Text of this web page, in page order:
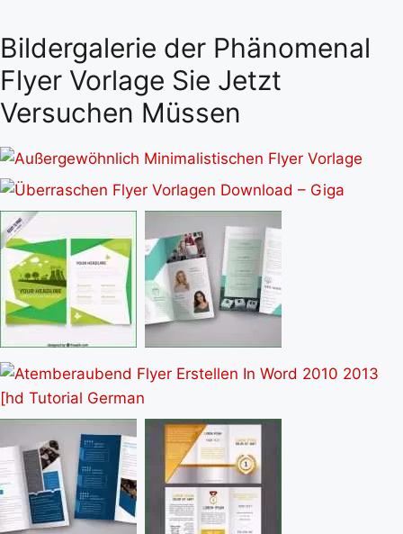
Bildergalerie der Phänomenal
Flyer Vorlage Sie Jetzt
Versuchen Müssen